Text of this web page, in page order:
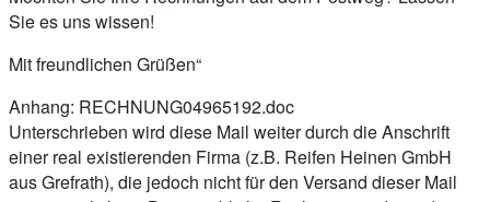
Sie es uns wissen!
Mit freundlichen Grüßen“
Anhang: RECHNUNG04965192.doc
Unterschrieben wird diese Mail weiter durch die Anschrift
einer real existierenden Firma (z.B. Reifen Heinen GmbH
aus Grefrath), die jedoch nicht für den Versand dieser Mail